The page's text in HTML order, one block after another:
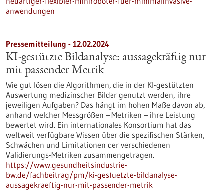
anwendungen
Pressemitteilung - 12.02.2024
KI-gestützte Bildanalyse: aussagekräftig nur
mit passender Metrik
Wie gut lösen die Algorithmen, die in der KI-gestützten
Auswertung medizinscher Bilder genutzt werden, ihre
jeweiligen Aufgaben? Das hängt im hohen Maße davon ab,
anhand welcher Messgrößen – Metriken – ihre Leistung
bewertet wird. Ein internationales Konsortium hat das
weltweit verfügbare Wissen über die spezifischen Stärken,
Schwächen und Limitationen der verschiedenen
Validierungs-Metriken zusammengetragen.
https://www.gesundheitsindustrie-
bw.de/fachbeitrag/pm/ki-gestuetzte-bildanalyse-
aussagekraeftig-nur-mit-passender-metrik